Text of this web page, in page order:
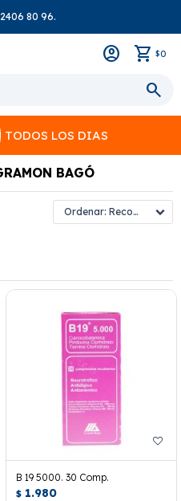
80 96.
$0
TODOS LOS DIAS
BAGÓ
Recomendados
B 19 5000. 30 Comp.
$ 1.980